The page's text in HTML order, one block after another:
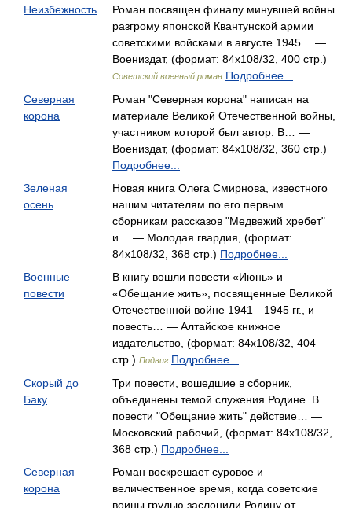
Неизбежность
Роман посвящен финалу минувшей войны
разгрому японской Квантунской армии
советскими войсками в августе 1945… —
Воениздат, (формат: 84x108/32, 400 стр.)
Советский военный роман Подробнее...
Северная
корона
Роман "Северная корона" написан на
материале Великой Отечественной войны,
участником которой был автор. В… —
Воениздат, (формат: 84x108/32, 360 стр.)
Подробнее...
Зеленая
осень
Новая книга Олега Смирнова, известного
нашим читателям по его первым
сборникам рассказов "Медвежий хребет"
и… — Молодая гвардия, (формат:
84x108/32, 368 стр.) Подробнее...
Военные
повести
В книгу вошли повести «Июнь» и
«Обещание жить», посвященные Великой
Отечественной войне 1941—1945 гг., и
повесть… — Алтайское книжное
издательство, (формат: 84x108/32, 404
стр.) Подвиг Подробнее...
Скорый до
Баку
Три повести, вошедшие в сборник,
объединены темой служения Родине. В
повести "Обещание жить" действие… —
Московский рабочий, (формат: 84x108/32,
368 стр.) Подробнее...
Северная
корона
Роман воскрешает суровое и
величественное время, когда советские
воины грудью заслонили Родину от… —